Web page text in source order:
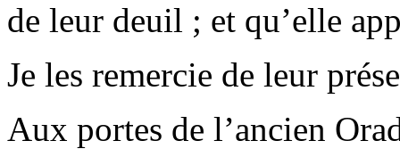
de leur deuil ; et qu’elle
Je les remercie de leur
Aux portes de l’ancien